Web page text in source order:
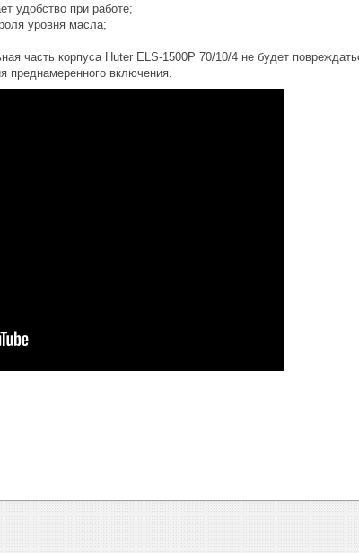
удобство при работе;
уровня масла;
часть корпуса Huter ELS-1500P 70/10/4 не будет
преднамеренного включения.